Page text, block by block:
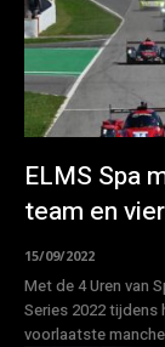
ELMS Spa
team en
15/09/2022
Met de 4 Uren van
Series 2022
voorlaatste